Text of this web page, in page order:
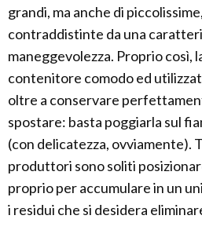
grandi, ma anche di
contraddistinte da una
maneggevolezza. Proprio così,
contenitore comodo ed
oltre a conservare
spostare: basta poggiarla sul
(con delicatezza, ovviamente).
produttori sono soliti
proprio per accumulare in un
i residui che si desidera